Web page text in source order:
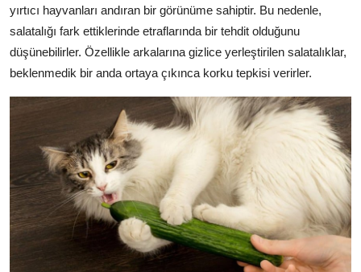
yırtıcı hayvanları andıran bir görünüme sahiptir. Bu nedenle,
salatalığı fark ettiklerinde etraflarında bir tehdit olduğunu
düşünebilirler. Özellikle arkalarına gizlice yerleştirilen salatalıklar,
beklenmedik bir anda ortaya çıkınca korku tepkisi verirler.